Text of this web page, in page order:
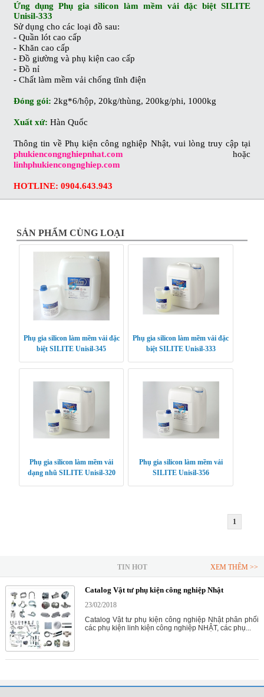
Ứng dụngPhụ gia silicon làm mềm vải đặc biệt SILITE
Unisil-333
Sử dụng cho các loại đồ sau:
-Quần lót cao cấp
- Khăn cao cấp
- Đồ giường và phụ kiện cao cấp
- Đồ nỉ
- Chất làm mềm vải chống tĩnh điện
Đóng gói: 2kg*6/hộp, 20kg/thùng, 200kg/phi, 1000kg
Xuất xứ:Hàn Quốc
Thông tin về Phụ kiện công nghiệp Nhật, vui lòng truy cập tại
phukiencongnghiepnhat.com hoặc
linhphukiencongnghiep.com
HOTLINE: 0904.643.943
SẢN PHẨM CÙNG LOẠI
Phụ gia silicon làm mềm vải đặc
biệt SILITE Unisil-345
Phụ gia silicon làm mềm vải đặc
biệt SILITE Unisil-333
Phụ gia silicon làm mềm vải
dạng nhũ SILITE Unisil-320
Phụ gia silicon làm mềm vải
SILITE Unisil-356
1
TIN HOT XEM THÊM >>
Catalog Vật tư phụ kiện công nghiệp Nhật
23/02/2018
Catalog Vật tư phụ kiện công nghiệp Nhật phân phối
các phụ kiện linh kiện công nghiệp NHẬT, các phụ...